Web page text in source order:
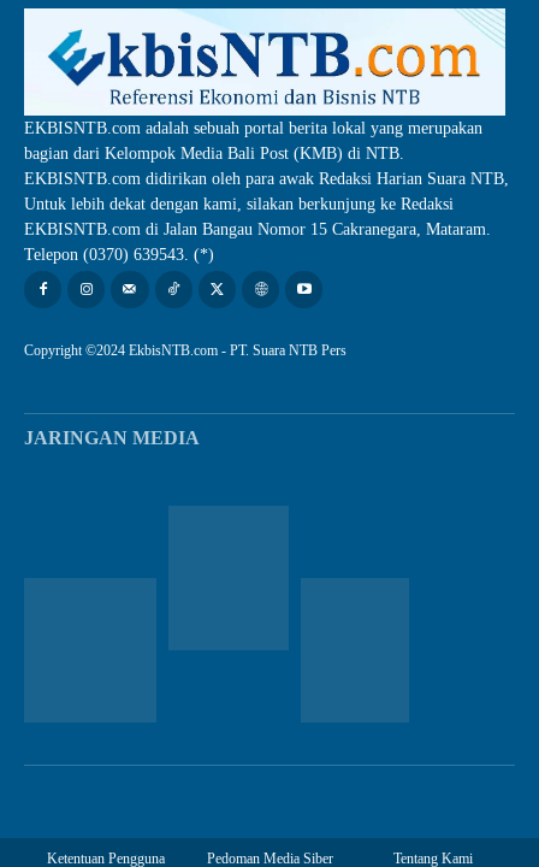
EKBISNTB.com adalah sebuah portal berita lokal yang merupakan
bagian dari Kelompok Media Bali Post (KMB) di NTB.
EKBISNTB.com didirikan oleh para awak Redaksi Harian Suara NTB,
Untuk lebih dekat dengan kami, silakan berkunjung ke Redaksi
EKBISNTB.com di Jalan Bangau Nomor 15 Cakranegara, Mataram.
Telepon (0370) 639543. (*)
Copyright ©2024 EkbisNTB.com - PT. Suara NTB Pers
JARINGAN MEDIA
Ketentuan Pengguna Pedoman Media Siber Tentang Kami